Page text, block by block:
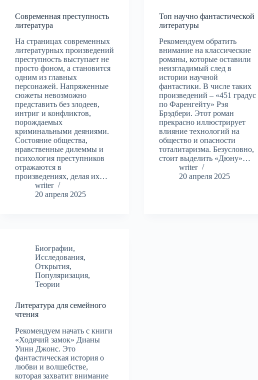
Современная преступность
литература
На страницах современных
литературных произведений
преступность выступает не
просто фоном, а становится
одним из главных
персонажей. Напряженные
сюжеты невозможно
представить без злодеев,
интриг и конфликтов,
порождаемых
криминальными деяниями.
Состояние общества,
нравственные дилеммы и
психология преступников
отражаются в
произведениях, делая их…
writer
20 апреля 2025
Топ научно фантастической
литературы
Рекомендуем обратить
внимание на классические
романы, которые оставили
неизгладимый след в
истории научной
фантастики. В числе таких
произведений – «451 градус
по Фаренгейту» Рэя
Брэдбери. Этот роман
прекрасно иллюстрирует
влияние технологий на
общество и опасности
тоталитаризма. Безусловно,
стоит выделить «Дюну»…
writer
20 апреля 2025
Биографии,
Исследования,
Открытия,
Популяризация,
Теории
Литература для семейного
чтения
Рекомендуем начать с книги
«Ходячий замок» Дианы
Уинн Джонс. Это
фантастическая история о
любви и волшебстве,
которая захватит внимание